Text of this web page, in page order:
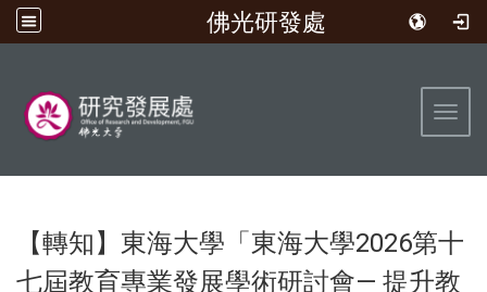
佛光研發處
【轉知】東海大學「東海大學2026第十
七屆教育專業發展學術研討會— 提升教